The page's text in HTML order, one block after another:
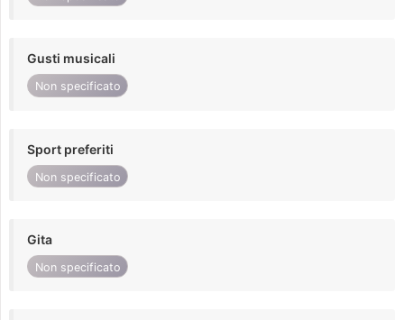
Gusti musicali
Non specificato
Sport preferiti
Non specificato
Gita
Non specificato